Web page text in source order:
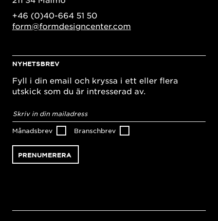
+46 (0)40-664 51 50
form@formdesigncenter.com
NYHETSBREV
Fyll i din email och kryssa i ett eller flera
utskick som du är intresserad av.
postadress*
Månadsbrev Branschbrev